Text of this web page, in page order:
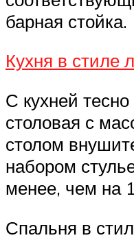
барная стойка.
Кухня в стиле
С кухней тесно
столовая с
столом
набором
менее, чем на
Спальня в